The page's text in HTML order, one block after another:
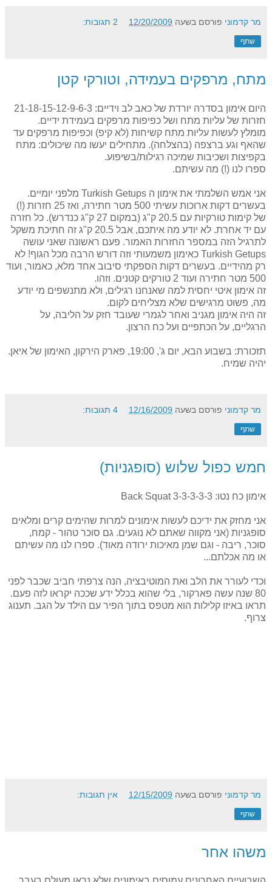
מר קדמוני פורסם בשעה 12/20/2009 2 תגובות:
שתף
מתח, מרפקים בעמידה, וטורקי קטן
היום אימון בסדרה יורדת של כאב לב וידיים: 21-18-15-12-9-6-3
חזרות של עליות מתח ושל כפיפות מרפקים בעמידת ידיים.
מומלץ לעשות עליות מתח קשיחות (לא קיפ) וכפיפות מרפקים עד
שהאף וגע ברצפה (בהצלחה). מתחילים יעשו מה שיכולים: מתח
בקפיצות ושכיבות שמיכה רגילות/בשיפוע.
ספרו לנו (!) מה עשיתם.
אני אמש השלמתי את אימון ה Turkish Getups מלפני יומיים.
בעשרים דקות ארוכות עשיתי 500 מטר חתירה, ואז 25 חזרות (!)
של קימות טורקיות עם 20.5 ק"ג (במקום 27 ק"ג כנדרש). כל חזרה
עם יד אחרת. לא יודע מה איתכם, אבל 20.5 ק"ג זה חתיכת משקל
לתרגיל הזה במספר החזרות האמור. פעם ראשונה שאני עושה
Turkish Getups כאימון משמעותי וזה דורש הרבה מכל הגוף! לא
רק מהידיים. בעשרים דקות הספקתי סיבוב אחד מלא, כאמור, ועוד
500 מטר חתירה ועוד 2 טורקים קטנים. וזהו.
זה אימון איטי יחסית למה שאנחנו רגילים, ולא מתנשפים מי יודע
מה, פשוט מרגישים שלא מצליחים לקום.
זה היה אימון מגניב ואחר לגמרי שעובד חזק על הליבה, על
הרגליים, על הכתפיים ועל כח הרצון.
תזכורת: בשבוע הבא, יום ג', 19:00, פארק הירקון, האימון של איאן.
יהיה שמיח.
מר קדמוני פורסם בשעה 12/16/2009 4 תגובות:
שתף
חמש כפול שלוש (סופגניות)
אימון כח נטו: Back Squat 3-3-3-3-3
אני מחזק את ידיכם לעשות אימונים למרות שהימים קרים ומלאים
סופגניות (אני מקווה שאתם לא נוגעים. גם סוכר טהור - קמח,
סוכר, ריבה - וגם שמן מאיכות ירודה מאוד). ספרו לנו מה עשיתם
או מה אכלתם...
וכדי לעורר את הלב ואת המוטיבציה, הנה צרפתי חביב שכבר לפני
80 שנה עשה פארקור, בלי שהוא בכלל ידע שככה יקראו לזה פעם.
תראו באיזו קלילות הוא מטפס בתוך הפיר עם הילד על הגב. תענוג
צרוף.
מר קדמוני פורסם בשעה 12/15/2009 אין תגובות:
שתף
משהו אחר